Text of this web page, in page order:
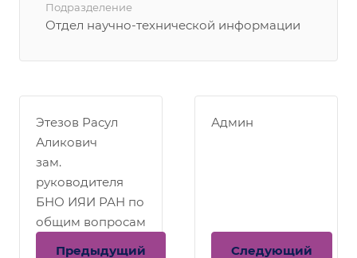
Подразделение
Отдел научно-технической информации
Этезов Расул
Аликович
зам.
руководителя
БНО ИЯИ РАН по
общим вопросам
Предыдущий
Админ
Следующий